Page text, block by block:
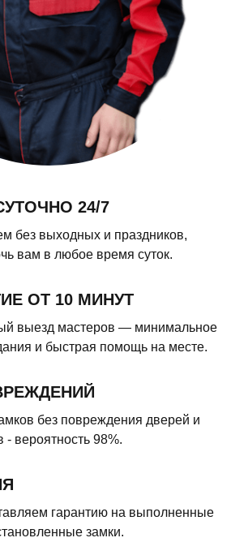
24/7
без выходных и праздников,
вам в любое время суток.
ОТ 10 МИНУТ
выезд мастеров — минимальное
и быстрая помощь на месте.
без повреждения дверей и
- вероятность 98%.
гарантию на выполненные
замки.